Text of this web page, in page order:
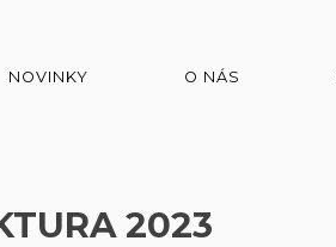
NOVINKY O NÁS
2023